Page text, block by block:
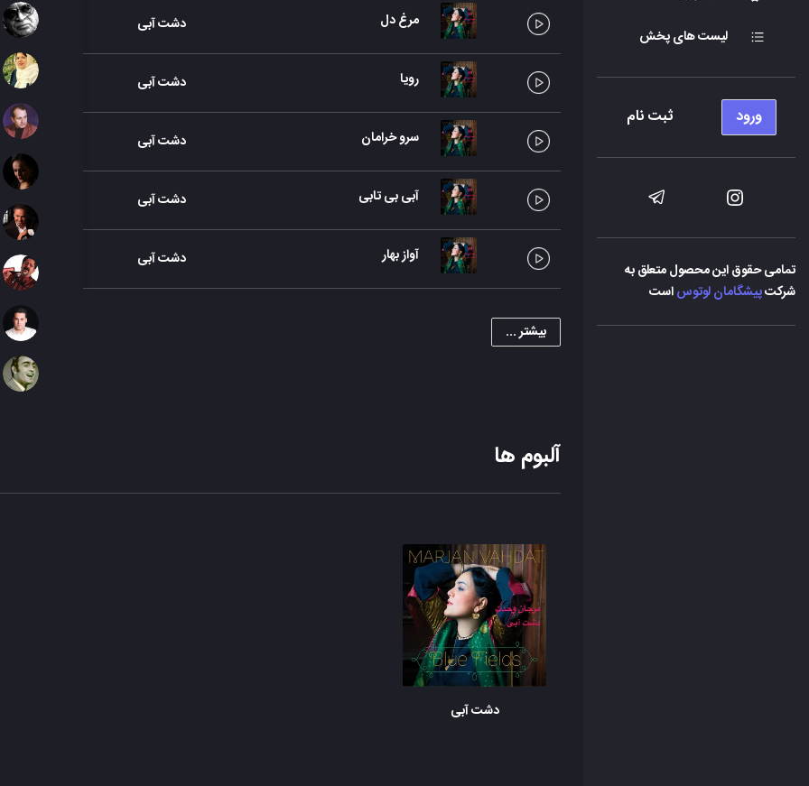
لیست های پخش
ورود ثبت نام
تمامی حقوق این محصول متعلق به
شرکتپیشگامان لوتوساست
مرغ دل دشت آبی
رویا دشت آبی
سرو خرامان دشت آبی
آبی بی تابی دشت آبی
آواز بهار دشت آبی
بیشتر ...
آلبوم ها
دشت آبی